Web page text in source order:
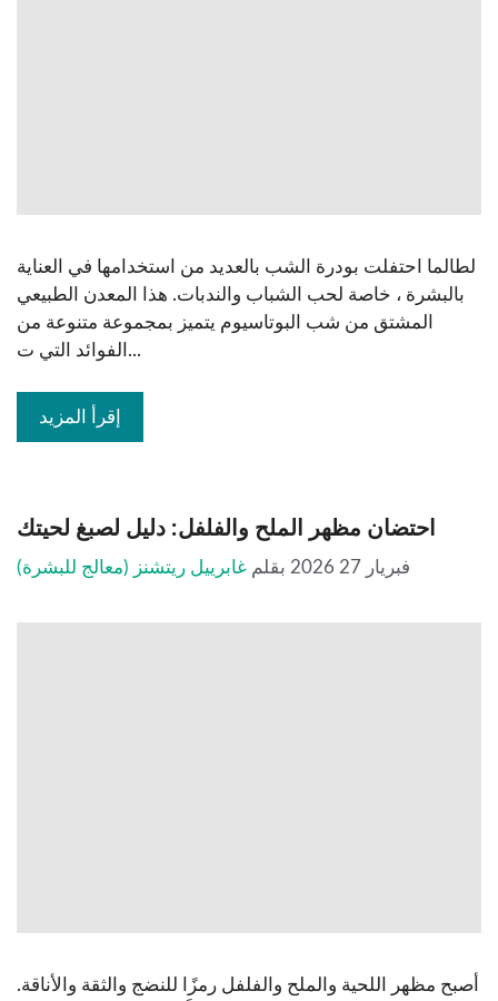
لطالما احتفلت بودرة الشب بالعديد من استخدامها في العناية
بالبشرة ، خاصة لحب الشباب والندبات. هذا المعدن الطبيعي
المشتق من شب البوتاسيوم يتميز بمجموعة متنوعة من
الفوائد التي ت...
إقرأ المزيد
احتضان مظهر الملح والفلفل: دليل لصبغ لحيتك
فبريار 27 2026 بقلم غابرييل ريتشنز (معالج للبشرة)
أصبح مظهر اللحية والملح والفلفل رمزًا للنضج والثقة والأناقة.